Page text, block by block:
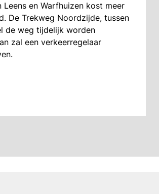
en Warfhuizen kost meer
De Trekweg Noordzijde, tussen
de weg tijdelijk worden
zal een verkeerregelaar